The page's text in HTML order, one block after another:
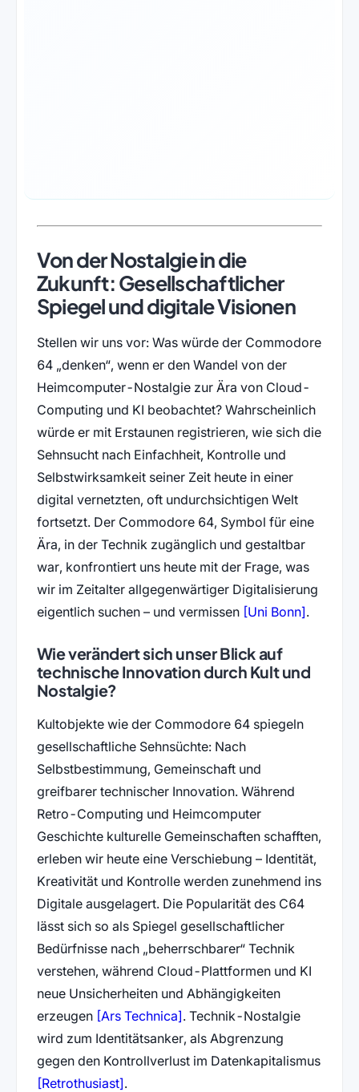
Von der Nostalgie in die
Zukunft: Gesellschaftlicher
Spiegel und digitale Visionen
Stellen wir uns vor: Was würde der Commodore
64 „denken“, wenn er den Wandel von der
Heimcomputer-Nostalgie zur Ära von Cloud-
Computing und KI beobachtet? Wahrscheinlich
würde er mit Erstaunen registrieren, wie sich die
Sehnsucht nach Einfachheit, Kontrolle und
Selbstwirksamkeit seiner Zeit heute in einer
digital vernetzten, oft undurchsichtigen Welt
fortsetzt. Der Commodore 64, Symbol für eine
Ära, in der Technik zugänglich und gestaltbar
war, konfrontiert uns heute mit der Frage, was
wir im Zeitalter allgegenwärtiger Digitalisierung
eigentlich suchen – und vermissen [Uni Bonn](öffnet
.
Wie verändert sich unser Blick auf
technische Innovation durch Kult und
Nostalgie?
Kultobjekte wie der Commodore 64 spiegeln
gesellschaftliche Sehnsüchte: Nach
Selbstbestimmung, Gemeinschaft und
greifbarer technischer Innovation. Während
Retro-Computing und Heimcomputer
Geschichte kulturelle Gemeinschaften schafften,
erleben wir heute eine Verschiebung – Identität,
Kreativität und Kontrolle werden zunehmend ins
Digitale ausgelagert. Die Popularität des C64
lässt sich so als Spiegel gesellschaftlicher
Bedürfnisse nach „beherrschbarer“ Technik
verstehen, während Cloud-Plattformen und KI
neue Unsicherheiten und Abhängigkeiten
erzeugen [Ars Technica](öffnet in neuem Tab)
. Technik-Nostalgie
wird zum Identitätsanker, als Abgrenzung
gegen den Kontrollverlust im Datenkapitalismus
[Retrothusiast](öffnet in neuem Tab)
.